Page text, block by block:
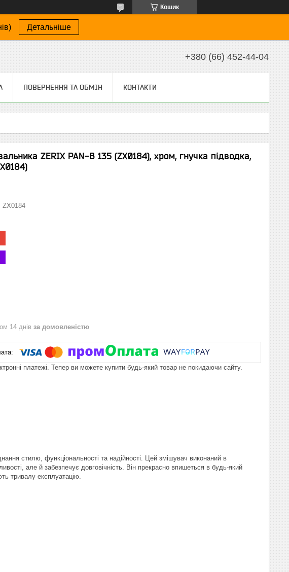
Кошик
Детальніше
+380 (66) 452-44-04
ПОВЕРНЕННЯ ТА ОБМІН КОНТАКТИ
ZERIX PAN-B 135 (ZX0184), хром, гнучка підводка,
ZX0184
14 днів за домовленістю
платежі. Тепер ви можете купити будь-який товар не покидаючи сайту.
стилю, функціональності та надійності. Цей змішувач виконаний в
але й забезпечує довговічність. Він прекрасно впишеться в будь-який
тривалу експлуатацію.